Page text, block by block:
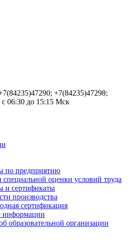
+7(84235)47298;
06:30 до 15:15 Мск
по предприятию
специальной оценки условий труда
и сертификаты
производства
сертификация
информации
образовательной организации